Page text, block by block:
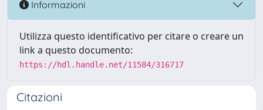
Informazioni
Utilizza questo identificativo per citare o creare un
link a questo documento:
https://hdl.handle.net/11584/316717
Citazioni